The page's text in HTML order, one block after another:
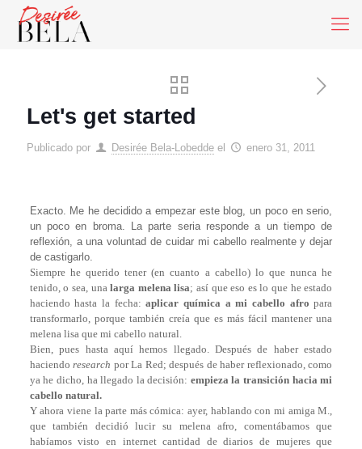
Let's get started
Publicado por Desirée Bela-Lobedde el enero 31, 2011
Exacto. Me he decidido a empezar este blog, un poco en serio,
un poco en broma. La parte seria responde a un tiempo de
reflexión, a una voluntad de cuidar mi cabello realmente y dejar
de castigarlo.
Siempre he querido tener (en cuanto a cabello) lo que nunca he
tenido, o sea, unalarga melena lisa; así que eso es lo que he estado
haciendo hasta la fecha:aplicar química a mi cabello afro para
transformarlo, porque también creía que es más fácil mantener una
melena lisa que mi cabello natural.
Bien, pues hasta aquí hemos llegado. Después de haber estado
haciendoresearch por La Red; después de haber reflexionado, como
ya he dicho, ha llegado la decisión: empieza la transición hacia mi
cabello natural.
Y ahora viene la parte más cómica: ayer, hablando con mi amiga M.,
que también decidió lucir su melena afro, comentábamos que
habíamos visto en internet cantidad de diarios de mujeres que